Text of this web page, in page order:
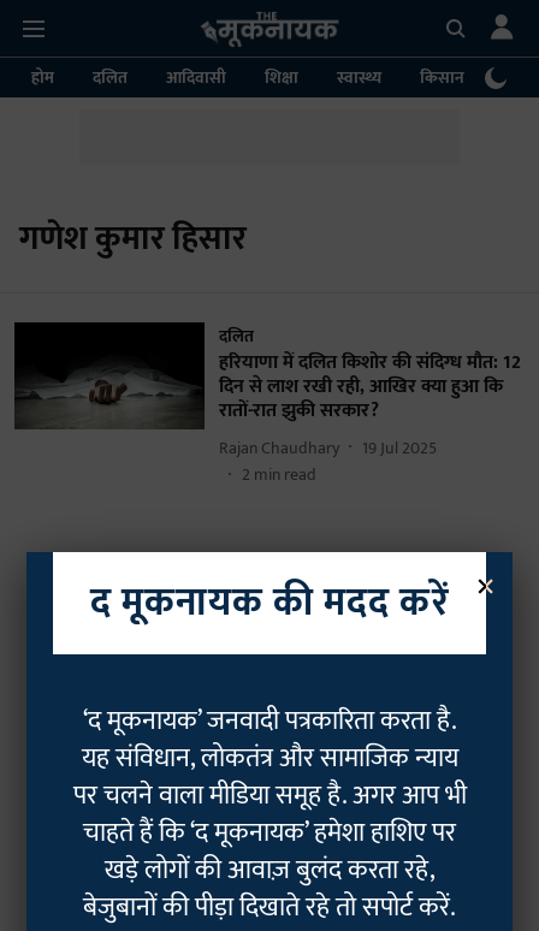
होम दलित आदिवासी शिक्षा स्वास्थ्य किसान
गणेश कुमार हिसार
दलित
हरियाणा में दलित किशोर की संदिग्ध मौत: 12
दिन से लाश रखी रही, आखिर क्या हुआ कि
रातों-रात झुकी सरकार?
Rajan Chaudhary
19 Jul 2025
2 min read
×
द मूकनायक की मदद करें
‘द मूकनायक’ जनवादी पत्रकारिता करता है.
यह संविधान, लोकतंत्र और सामाजिक न्याय
पर चलने वाला मीडिया समूह है. अगर आप भी
चाहते हैं कि ‘द मूकनायक’ हमेशा हाशिए पर
खड़े लोगों की आवाज़ बुलंद करता रहे,
बेजुबानों की पीड़ा दिखाते रहे तो सपोर्ट करें.